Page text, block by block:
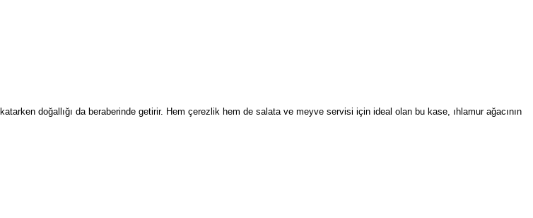
doğallığı da beraberinde getirir. Hem çerezlik hem de salata ve meyve servisi için ideal olan bu kase, ıhlamur ağacının